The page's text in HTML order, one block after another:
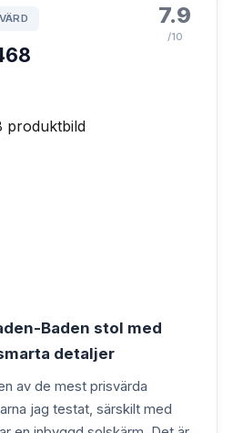
7.9
/10
Baden stol med
detaljer
av de mest prisvärda
jag testat, särskilt med